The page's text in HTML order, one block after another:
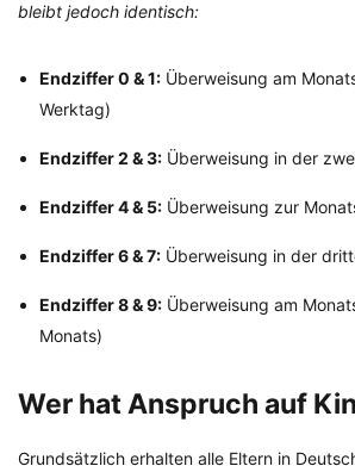
bleibt jedoch identisch:
Endziffer 0 & 1: Überweisung am
Werktag)
Endziffer 2 & 3: Überweisung in der
Endziffer 4 & 5: Überweisung zur
Endziffer 6 & 7: Überweisung in der
Endziffer 8 & 9: Überweisung am
Monats)
Wer hat Anspruch auf
Grundsätzlich erhalten alle Eltern in